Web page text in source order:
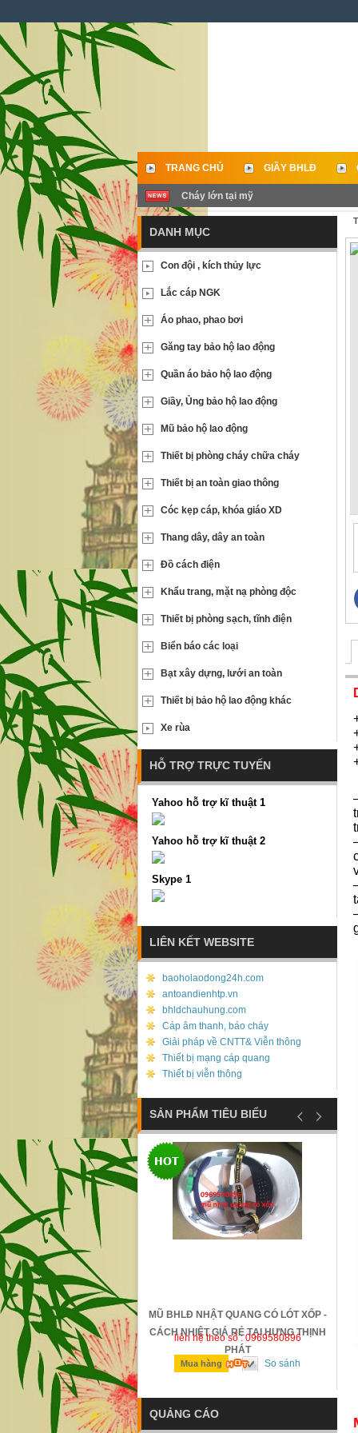
TRANG CHỦ GIẦY BHLĐ
LIÊN HỆ
Cháy lớn tại mỹ
DANH MỤC
Con đội , kích thủy lực
Lắc cáp NGK
Áo phao, phao bơi
Găng tay bảo hộ lao động
Quần áo bảo hộ lao động
Giầy, Ủng bảo hộ lao động
Mũ bảo hộ lao động
Thiết bị phòng cháy chữa cháy
Thiết bị an toàn giao thông
Cóc kẹp cáp, khóa giáo XD
Thang dây, dây an toàn
Đồ cách điện
Khẩu trang, mặt nạ phòng độc
Thiết bị phòng sạch, tĩnh điện
Biển báo các loại
Bạt xây dựng, lưới an toàn
Thiết bị bảo hộ lao động khác
Xe rùa
HỖ TRỢ TRỰC TUYẾN
Yahoo hỗ trợ kĩ thuật 1
Yahoo hỗ trợ kĩ thuật 2
Skype 1
LIÊN KẾT WEBSITE
baoholaodong24h.com
antoandienhtp.vn
bhldchauhung.com
Cáp âm thanh, báo cháy
Giải pháp về CNTT& Viễn thông
Thiết bị mạng cáp quang
Thiết bị viễn thông
SẢN PHẨM TIÊU BIỂU
TRƯỢT SAFETTYMAN -
- GIÁ RẺ TẠI HƯNG THỊNH
PHÁT
theo số : 0969580896
hàng So sánh
MŨ BHLĐ NHẬT QUANG CÓ LÓT XỐP -
CÁCH NHIỆT GIÁ RẺ TẠI HƯNG THỊNH
PHÁT
liên hệ theo số : 0969580896
Mua hàng So sánh
QUẢNG CÁO